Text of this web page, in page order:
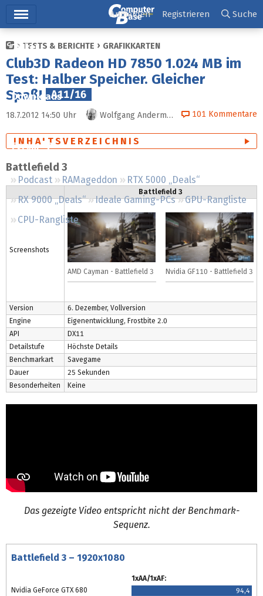
Ticker
Tests
Downloads
Preisvergleich
Forum
Podcast RAMageddon
RTX 5000 „Deals“
RX 9000 „Deals“
Ideale Gaming-PCs
GPU-Rangliste
CPU-Rangliste
Anmelden Registrieren Suche
TESTS & BERICHTE GRAFIKKARTEN
Club3D Radeon HD 7850 1.024 MB im
Test: Halber Speicher. Gleicher
Spaß!
A11/16
18.7.2012 14:50 Uhr Wolfgang Andermahr 101 Kommentare
INHALTSVERZEICHNIS
Battlefield 3
Battlefield 3
Screenshots
AMD Cayman - Battlefield 3 Nvidia GF110 - Battlefield 3
Version
6. Dezember, Vollversion
Engine
Eigenentwicklung, Frostbite 2.0
API
DX11
Detailstufe
Höchste Details
Benchmarkart
Savegame
Dauer
25 Sekunden
Besonderheiten
Keine
Das gezeigte Video entspricht nicht der Benchmark-
Sequenz.
Battlefield 3 – 1920x1080
1xAA/1xAF:
Nvidia GeForce GTX 680
94,4